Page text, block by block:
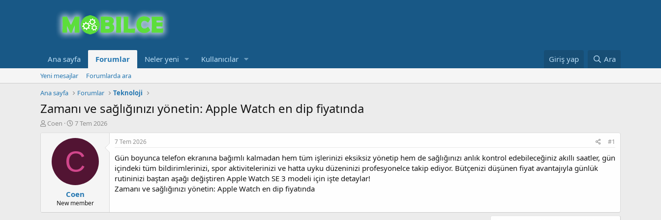
Ana sayfa Forumlar Neler yeni Kullanıcılar Giriş yap Ara
Yeni mesajlar
Forumlarda ara
Ana sayfa
Forumlar Teknoloji
Zamanı ve sağlığınızı yönetin: Apple Watch en dip fiyatında
K
l
Coen
B
ş
l
ı
ç
t
a
7 Tem 2026
C
Coen
New member
7 Tem 2026 #1
Gün boyunca telefon ekranına bağımlı kalmadan hem tüm işlerinizi eksiksiz yönetip hem de sağlığınızı anlık kontrol edebileceğiniz akıllı saatler, gün
içindeki tüm bildirimlerinizi, spor aktivitelerinizi ve hatta uyku düzeninizi profesyonelce takip ediyor. Bütçenizi düşünen fiyat avantajıyla günlük
rutininizi baştan aşağı değiştiren Apple Watch SE 3 modeli için işte detaylar!
Zamanı ve sağlığınızı yönetin: Apple Watch en dip fiyatında